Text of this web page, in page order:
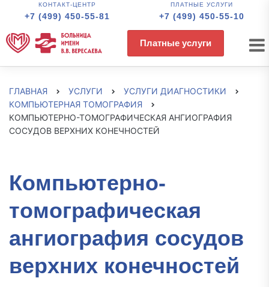
КОНТАКТ-ЦЕНТР
+7 (499) 450-55-81
ПЛАТНЫЕ УСЛУГИ
+7 (499) 450-55-10
Платные услуги
ГЛАВНАЯ УСЛУГИ
УСЛУГИ ДИАГНОСТИКИ
КОМПЬЮТЕРНАЯ ТОМОГРАФИЯ
КОМПЬЮТЕРНО-ТОМОГРАФИЧЕСКАЯ АНГИОГРАФИЯ
СОСУДОВ ВЕРХНИХ КОНЕЧНОСТЕЙ
Компьютерно-
томографическая
ангиография сосудов
верхних конечностей